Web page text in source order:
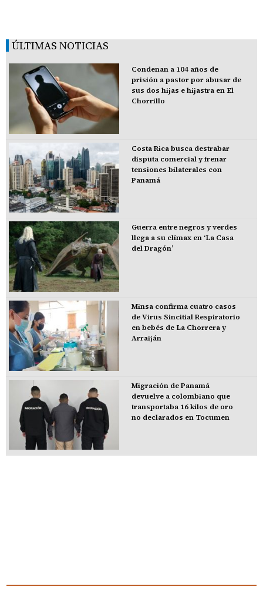
ÚLTIMAS NOTICIAS
Condenan a 104 años de
prisión a pastor por abusar de
sus dos hijas e hijastra en El
Chorrillo
Costa Rica busca destrabar
disputa comercial y frenar
tensiones bilaterales con
Panamá
Guerra entre negros y verdes
llega a su clímax en ‘La Casa
del Dragón’
Minsa confirma cuatro casos
de Virus Sincitial Respiratorio
en bebés de La Chorrera y
Arraiján
Migración de Panamá
devuelve a colombiano que
transportaba 16 kilos de oro
no declarados en Tocumen